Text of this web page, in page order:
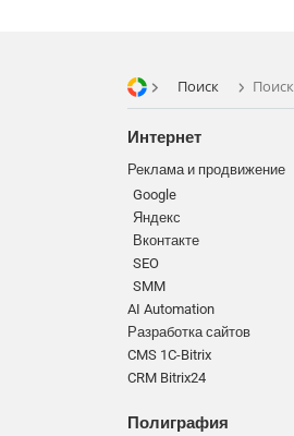
Поиск Поиск
Интернет
Реклама и продвижение
Google
Яндекс
Вконтакте
SEO
SMM
AI Automation
Разработка сайтов
CMS 1C-Bitrix
CRM Bitrix24
Полиграфия